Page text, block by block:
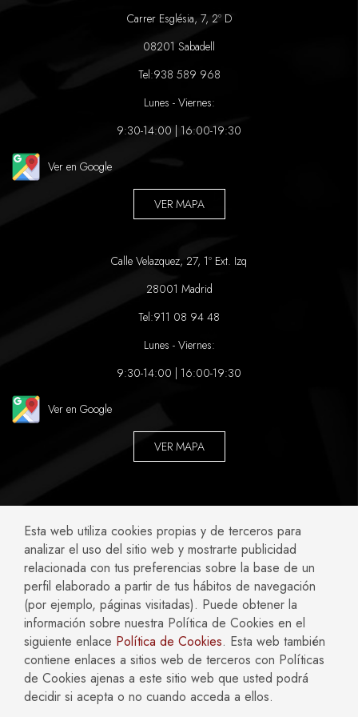
Carrer Església, 7, 2º D
08201 Sabadell
Tel:938 589 968
Lunes - Viernes:
9:30-14:00 | 16:00-19:30
Ver en Google
VER MAPA
Calle Velazquez, 27, 1º Ext. Izq
28001 Madrid
Tel:911 08 94 48
Lunes - Viernes:
9:30-14:00 | 16:00-19:30
Ver en Google
VER MAPA
ABOGADOS ESPECIALIZADOS EN:
Accidentes y Negligencias
Civil
Compliance
Concursal
Empresas
Familia
Fiscal
Hipotecario y Bancario
Inmobiliario y Construcción
Laboral
Mercantil y Societario
Esta web utiliza cookies propias y de terceros para
analizar el uso del sitio web y mostrarte publicidad
relacionada con tus preferencias sobre la base de un
perfil elaborado a partir de tus hábitos de navegación
(por ejemplo, páginas visitadas). Puede obtener la
información sobre nuestra Política de Cookies en el
siguiente enlace Política de Cookies. Esta web también
contiene enlaces a sitios web de terceros con Políticas
de Cookies ajenas a este sitio web que usted podrá
decidir si acepta o no cuando acceda a ellos.